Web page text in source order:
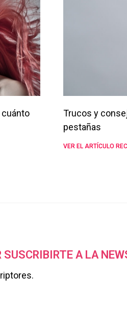
cuánto
Trucos y
pestañas
VER EL ARTÍCULO
SUSCRIBIRTE A LA